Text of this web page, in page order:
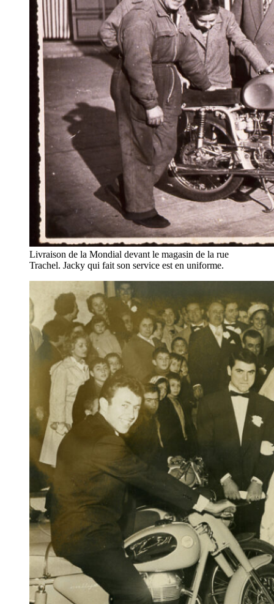
Livraison de la Mondial devant le magasin de la rue
Trachel. Jacky qui fait son service est en uniforme.